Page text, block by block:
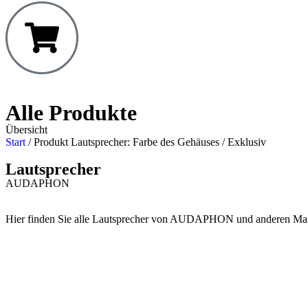
Alle Produkte
Übersicht
Start / Produkt Lautsprecher: Farbe des Gehäuses / Exklusiv
Lautsprecher
AUDAPHON
Hier finden Sie alle Lautsprecher von AUDAPHON und anderen